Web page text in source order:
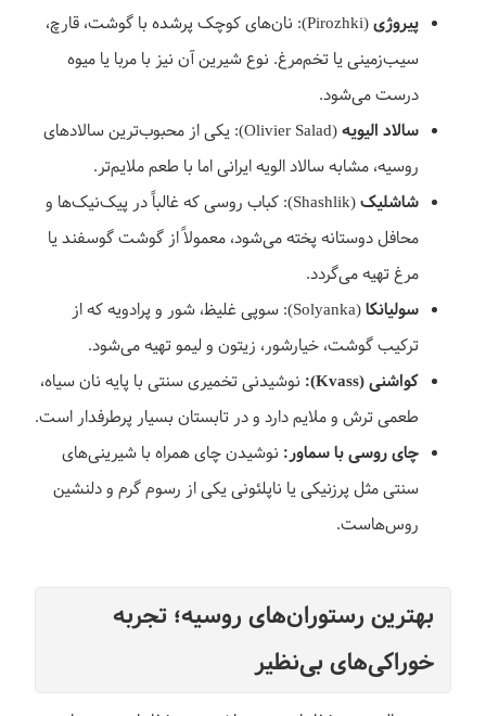
پیروژی
(Pirozhki): نان‌های کوچک پرشده با گوشت، قارچ،
سیب‌زمینی یا تخم‌مرغ. نوع شیرین آن نیز با مربا یا میوه
درست می‌شود.
سالاد الیویه
(Olivier Salad): یکی از محبوب‌ترین سالادهای
روسیه، مشابه سالاد الویه ایرانی اما با طعم ملایم‌تر.
شاشلیک
(Shashlik): کباب روسی که غالباً در پیک‌نیک‌ها و
محافل دوستانه پخته می‌شود، معمولاً از گوشت گوسفند یا
مرغ تهیه می‌گردد.
سولیانکا
(Solyanka): سوپی غلیظ، شور و پرادویه که از
ترکیب گوشت، خیارشور، زیتون و لیمو تهیه می‌شود.
کواشنی (Kvass):
نوشیدنی تخمیری سنتی با پایه نان سیاه،
طعمی ترش و ملایم دارد و در تابستان بسیار پرطرفدار است.
چای روسی با سماور: نوشیدن چای همراه با شیرینی‌های
سنتی مثل پرزنیکی یا ناپلئونی یکی از رسوم گرم و دلنشین
روس‌هاست.
بهترین رستوران‌های روسیه؛ تجربه
خوراکی‌های بی‌نظیر